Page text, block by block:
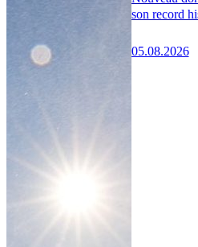
son record
05.08.2026